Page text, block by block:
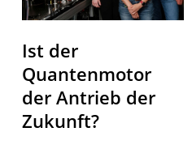
Ist der
Quantenmotor
der Antrieb der
Zukunft?